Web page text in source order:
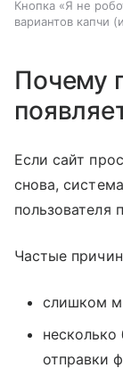
Кнопка «Я не
вариантов капчи
Почему
Если сайт
снова,
пользователя
Частые
слишком
отправки